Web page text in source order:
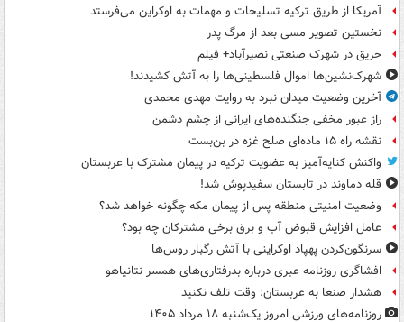
آمریکا از طریق ترکیه تسلیحات و مهمات به اوکراین می‌فرستد
نخستین تصویر مسی بعد از مرگ پدر
حریق در شهرک صنعتی نصیرآباد+ فیلم
شهرک‌نشین‌ها اموال فلسطینی‌ها را به آتش کشیدند!
آخرین وضعیت میدان نبرد به روایت مهدی محمدی
راز عبور مخفی جنگنده‌های ایرانی از چشم دشمن
نقشه راه ۱۵ ماده‌ای صلح غزه در بن‌بست
واکنش کنایه‌آمیز به عضویت ترکیه در پیمان مشترک با عربستان
قله دماوند در تابستان سفیدپوش شد!
وضعیت امنیتی منطقه پس از پیمان مکه چگونه خواهد شد؟
عامل افزایش قبوض آب و برق برخی مشترکان چه بود؟
سرنگون‌کردن پهپاد اوکراینی با آتش رگبار روس‌ها
افشاگری روزنامه عبری درباره بدرفتاری‌های همسر نتانیاهو
هشدار صنعا به عربستان: وقت تلف نکنید
روزنامه‌های ورزشی امروز یک‌شنبه ۱۸ مرداد ۱۴۰۵